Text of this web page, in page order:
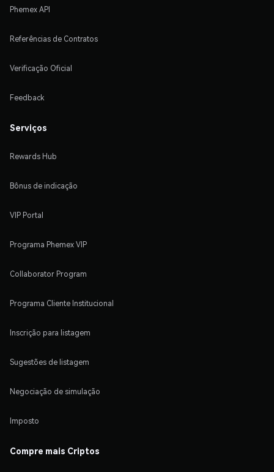
Phemex API
Referências de Contratos
Verificação Oficial
Feedback
Serviços
Rewards Hub
Bônus de indicação
VIP Portal
Programa Phemex VIP
Collaborator Program
Programa Cliente Institucional
Inscrição para listagem
Sugestões de listagem
Negociação de simulação
Imposto
Compre mais Criptos